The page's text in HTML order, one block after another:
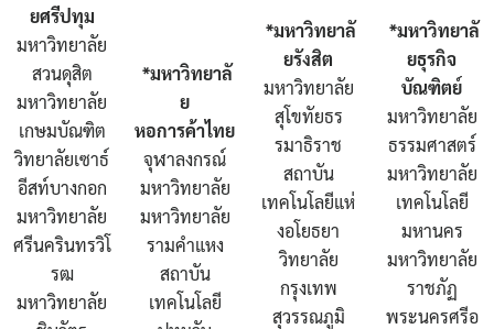
รายงานจำนวนผู้สำเร็จการศึกษา
รายชื่อผู้สำเร็จการศึกษา
รายวิชาเลือกเสรี
สรุปองค์ความรู้กิจกรรมสนับสนุนด้านวิชาการ
สหกิจศึกษาฯ (CWIE)
สายตรงผู้อำนวยการ
Search
for:
ยศรีปทุม
มหาวิทยาลัย
สวนดุสิต
มหาวิทยาลัย
เกษมบัณฑิต
วิทยาลัยเซาธ์
อีสท์บางกอก
มหาวิทยาลัย
ศรีนครินทรวิโ
รฒ
มหาวิทยาลัย
*มหาวิทยาลั
ย
หอการค้าไทย
จุฬาลงกรณ์
มหาวิทยาลัย
มหาวิทยาลัย
รามคำแหง
สถาบัน
เทคโนโลยี
*มหาวิทยาลั
ยรังสิต
มหาวิทยาลัย
สุโขทัยธร
รมาธิราช
สถาบัน
เทคโนโลยีแห่
งอโยธยา
วิทยาลัย
กรุงเทพ
สุวรรณภูมิ
*มหาวิทยาลั
ยธุรกิจ
บัณฑิตย์
มหาวิทยาลัย
ธรรมศาสตร์
มหาวิทยาลัย
เทคโนโลยี
มหานคร
มหาวิทยาลัย
ราชภัฏ
พระนครศรีอ